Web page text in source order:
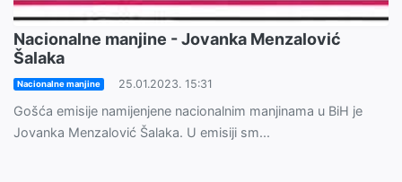
Nacionalne manjine - Jovanka Menzalović
Šalaka
Nacionalne manjine 25.01.2023. 15:31
Gošća emisije namijenjene nacionalnim manjinama u BiH je
Jovanka Menzalović Šalaka. U emisiji sm...